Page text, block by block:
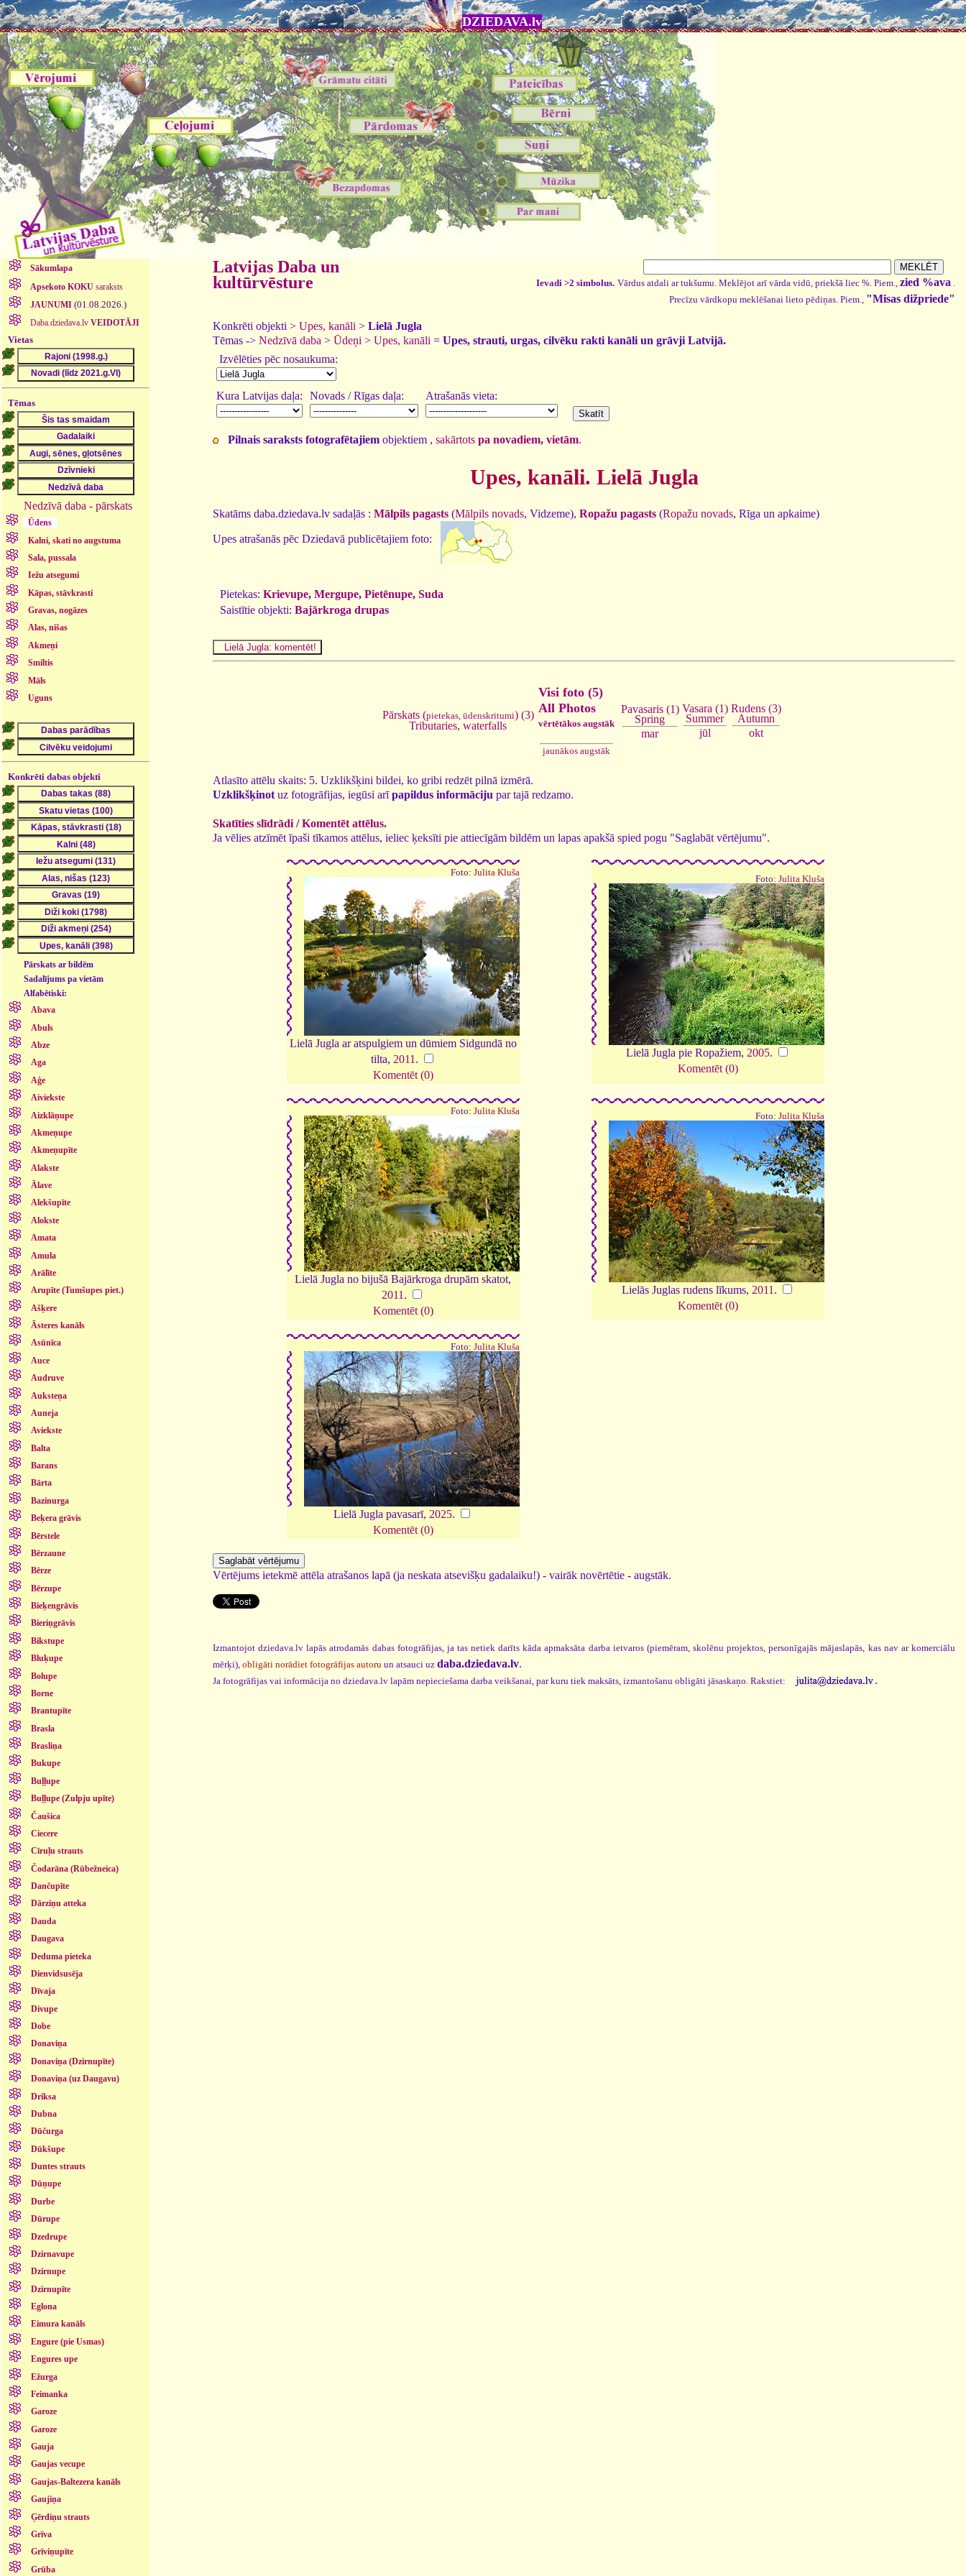
DZIEDAVA.lv
Sākumlapa
Apsekoto KOKUsaraksts
JAUNUMI (01.08.2026.)
Daba.dziedava.lv VEIDOTĀJI
Vietas
Tēmas
Nedzīvā daba - pārskats
Ūdens
Kalni, skati no augstuma
Sala, pussala
Iežu atsegumi
Kāpas, stāvkrasti
Gravas, nogāzes
Alas, nišas
Akmeņi
Smiltis
Māls
Uguns
Konkrēti dabas objekti
Pārskats ar bildēm
Sadalījums pa vietām
Alfabētiski:
Abava
Abuls
Abze
Aga
Aģe
Aiviekste
Aizklāņupe
Akmeņupe
Akmeņupīte
Alakste
Ālave
Alekšupīte
Alokste
Amata
Amula
Arālīte
Arupīte (Tumšupes piet.)
Ašķere
Āsteres kanāls
Asūnīca
Auce
Audruve
Auksteņa
Auneja
Aviekste
Balta
Barans
Bārta
Bazinurga
Beķera grāvis
Bērstele
Bērzaune
Bērze
Bērzupe
Bieķengrāvis
Bieriņgrāvis
Bikstupe
Bluķupe
Bolupe
Borne
Brantupīte
Brasla
Brasliņa
Bukupe
Buļļupe
Buļļupe (Zulpju upīte)
Čaušica
Ciecere
Cīruļu strauts
Čodarāna (Rūbežneica)
Dančupīte
Dārziņu atteka
Dauda
Daugava
Deduma pieteka
Dienvidsusēja
Dīvaja
Divupe
Dobe
Donaviņa
Donaviņa (Dzirnupīte)
Donaviņa (uz Daugavu)
Driksa
Dubna
Dūčurga
Dūkšupe
Duntes strauts
Dūņupe
Durbe
Dūrupe
Dzedrupe
Dzirnavupe
Dzirnupe
Dzirnupīte
Eglona
Eimura kanāls
Engure (pie Usmas)
Engures upe
Ežurga
Feimanka
Garoze
Garoze
Gauja
Gaujas vecupe
Gaujas-Baltezera kanāls
Gaujiņa
Ģērdiņu strauts
Grīva
Grīviņupīte
Grūba
Latvijas Daba un
kultūrvēsture
Ievadi >2 simbolus. Vārdus atdali ar tukšumu. Meklējot arī vārda vidū, priekšā liec %. Piem., zied %ava .
Precīzu vārdkopu meklēšanai lieto pēdiņas. Piem., "Misas dižpriede"
Konkrēti objekti > Upes, kanāli > Lielā Jugla
Tēmas -> Nedzīvā daba > Ūdeņi > Upes, kanāli = Upes, strauti, urgas, cilvēku rakti kanāli un grāvji Latvijā.
Izvēlēties pēc nosaukuma:
Kura Latvijas daļa: Novads / Rīgas daļa: Atrašanās vieta:
Pilnais saraksts fotografētajiem objektiem , sakārtots pa novadiem, vietām.
Upes, kanāli. Lielā Jugla
Skatāms daba.dziedava.lv sadaļās : Mālpils pagasts (Mālpils novads, Vidzeme), Ropažu pagasts (Ropažu novads, Rīga un apkaime)
Upes atrašanās pēc Dziedavā publicētajiem foto:
Pietekas: Krievupe, Mergupe, Pietēnupe, Suda
Saistītie objekti: Bajārkroga drupas
Pārskats (pietekas, ūdenskritumi) (3)
Tributaries, waterfalls
Visi foto (5)
All Photos
vērtētākos augstāk
jaunākos augstāk
Pavasaris (1)
Spring
mar
Vasara (1)
Summer
jūl
Rudens (3)
Autumn
okt
Atlasīto attēlu skaits: 5. Uzklikšķini bildei, ko gribi redzēt pilnā izmērā.
Uzklikšķinot uz fotogrāfijas, iegūsi arīpapildus informāciju par tajā redzamo.
Skatīties slīdrādi /Komentēt attēlus.
Ja vēlies atzīmēt īpaši tīkamos attēlus, ieliec ķeksīti pie attiecīgām bildēm un lapas apakšā spied pogu "Saglabāt vērtējumu".
Foto: Julita Kluša
Lielā Jugla ar atspulgiem un dūmiem Sidgundā no
tilta, 2011 .
Komentēt (0)
Foto: Julita Kluša
Lielā Jugla pie Ropažiem, 2005.
Komentēt (0)
Foto: Julita Kluša
Lielā Jugla no bijušā Bajārkroga drupām skatot,
2011 .
Komentēt (0)
Foto: Julita Kluša
Lielās Juglas rudens līkums, 2011 .
Komentēt (0)
Foto: Julita Kluša
Lielā Jugla pavasarī, 2025.
Komentēt (0)
Vērtējums ietekmē attēla atrašanos lapā (ja neskata atsevišķu gadalaiku!) - vairāk novērtētie - augstāk.
Izmantojot dziedava.lv lapās atrodamās dabas fotogrāfijas, ja tas netiek darīts kāda apmaksāta darba ietvaros (piemēram, skolēnu projektos, personīgajās mājaslapās, kas nav ar komerciālu
mērķi), obligāti norādiet fotogrāfijas autoru un atsauci uz daba.dziedava.lv.
Ja fotogrāfijas vai informācija no dziedava.lv lapām nepieciešama darba veikšanai, par kuru tiek maksāts, izmantošanu obligāti jāsaskaņo. Rakstiet: .